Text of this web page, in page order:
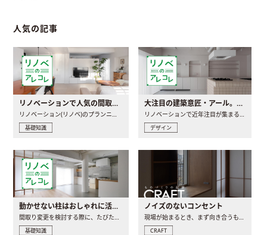
人気の記事
リノベーションで人気の間取りとは？トレンドの間取りと実例を徹底解説
リノベーション(リノベ)のプランニングで一番最初に決めるのは..
基礎知識
大注目の建築意匠・アール。人気の理由と空間に取り入れるポイント
リノベーションで近年注目が集まる建築意匠の一つであるアール..
デザイン
動かせない柱はおしゃれに活用！柱を魅せるリノベーション(リノベ)4選
間取り変更を検討する際に、たびたび皆さんの頭を悩ませる動か..
基礎知識
ノイズのないコンセント
現場が始まるとき、まず向き合うものの一つがコンセントです..
CRAFT